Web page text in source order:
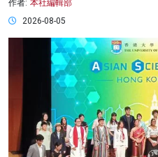
作者: 本社編輯部
2026-08-05